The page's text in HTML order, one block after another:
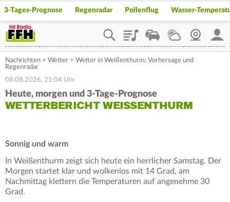
3-Tages-Prognose Regenradar Pollenflug Wasser-
PlaylistStaupilotWetterWebcam
Nachrichten > Wetter > Wetter in Weißenthurm: Vorhersage und
Regenradar
08.08.2026, 21:04 Uhr
Heute, morgen und 3-Tage-Prognose
WETTERBERICHT WEISSENTHURM
Sonnig und warm
In Weißenthurm zeigt sich heute ein herrlicher Samstag. Der
Morgen startet klar und wolkenlos mit 14 Grad, am
Nachmittag klettern die Temperaturen auf angenehme 30
Grad.